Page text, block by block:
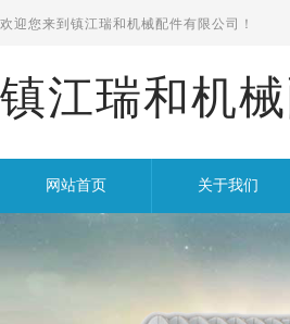
欢迎您来到 镇江瑞和机械配件有限公司！
镇江瑞和机
网站首页 关于我们